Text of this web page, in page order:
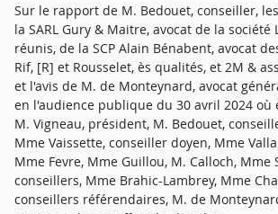
Sur le rapport de M. Bedouet, conseiller,
la SARL Gury & Maitre, avocat de la société
réunis, de la SCP Alain Bénabent, avocat
Rif, [R] et Rousselet, ès qualités, et 2M &
et l'avis de M. de Monteynard, avocat
en l'audience publique du 30 avril 2024 où
M. Vigneau, président, M. Bedouet,
Mme Vaissette, conseiller doyen, Mme
Mme Fevre, Mme Guillou, M. Calloch, Mme
conseillers, Mme Brahic-Lambrey, Mme
conseillers référendaires, M. de